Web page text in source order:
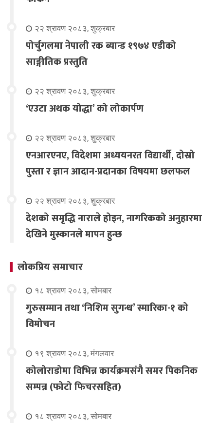
२२ श्रावण २०८३, शुक्रबार
पोर्चुगलमा नेपाली रक ब्यान्ड १९७४ एडीको
साङ्गीतिक प्रस्तुति
२२ श्रावण २०८३, शुक्रबार
‘एउटा अथक योद्धा’ को लोकार्पण
२२ श्रावण २०८३, शुक्रबार
एनआरएनए, विदेशमा अध्ययनरत विद्यार्थी, दोस्रो
पुस्ता र ज्ञान आदान-प्रदानका विषयमा छलफल
२२ श्रावण २०८३, शुक्रबार
देशको समृद्धि नाराले होइन, नागरिकको अनुहारमा
देखिने मुस्कानले मापन हुन्छ
लोकप्रिय समाचार
१८ श्रावण २०८३, सोमबार
गुरुसम्मान तथा ‘निशिम सुगन्ध’ स्मारिका-१ को
विमोचन
१९ श्रावण २०८३, मंगलवार
कोलोराडोमा विभिन्न कार्यक्रमसंगै समर पिकनिक
सम्पन्न (फोटो फिचरसहित)
१८ श्रावण २०८३, सोमबार